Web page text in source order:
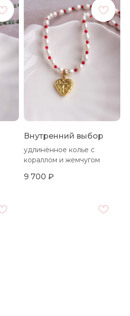
Внутренний выбор
удлинённое колье с
кораллом и жемчугом
9 700 ₽